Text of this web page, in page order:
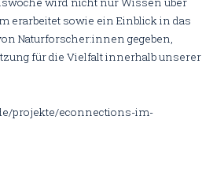
erarbeitet sowie ein Einblick in das
Naturforscher:innen gegeben,
für die Vielfalt innerhalb unserer
projekte/econnections-im-